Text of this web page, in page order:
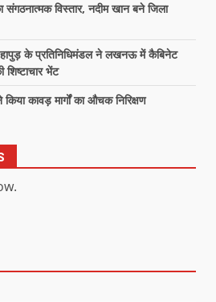
विस्तार, नदीम खान बने जिला
के प्रतिनिधिमंडल ने लखनऊ में कैबिनेट
शिष्टाचार भेंट
कावड़ मार्गों का औचक निरिक्षण